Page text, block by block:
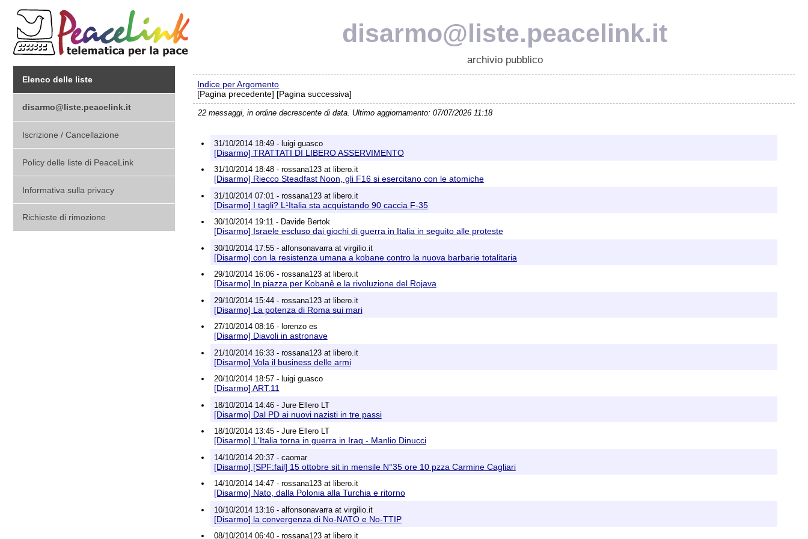
disarmo@liste.peacelink.it
archivio pubblico
Elenco delle liste
disarmo@liste.peacelink.it
Iscrizione / Cancellazione
Policy delle liste di PeaceLink
Informativa sulla privacy
Richieste di rimozione
Indice per Argomento
[Pagina precedente] [Pagina successiva]
22 messaggi, in ordine decrescente di data. Ultimo aggiornamento: 07/07/2026 11:18
31/10/2014 18:49 - luigi guasco
[Disarmo] TRATTATI DI LIBERO ASSERVIMENTO
31/10/2014 18:48 - rossana123 at libero.it
[Disarmo] Riecco Steadfast Noon, gli F16 si esercitano con le atomiche
31/10/2014 07:01 - rossana123 at libero.it
[Disarmo] I tagli? L¹Italia sta acquistando 90 caccia F-35
30/10/2014 19:11 - Davide Bertok
[Disarmo] Israele escluso dai giochi di guerra in Italia in seguito alle proteste
30/10/2014 17:55 - alfonsonavarra at virgilio.it
[Disarmo] con la resistenza umana a kobane contro la nuova barbarie totalitaria
29/10/2014 16:06 - rossana123 at libero.it
[Disarmo] In piazza per Kobanê e la rivoluzione del Rojava
29/10/2014 15:44 - rossana123 at libero.it
[Disarmo] La potenza di Roma sui mari
27/10/2014 08:16 - lorenzo es
[Disarmo] Diavoli in astronave
21/10/2014 16:33 - rossana123 at libero.it
[Disarmo] Vola il business delle armi
20/10/2014 18:57 - luigi guasco
[Disarmo] ART.11
18/10/2014 14:46 - Jure Ellero LT
[Disarmo] Dal PD ai nuovi nazisti in tre passi
18/10/2014 13:45 - Jure Ellero LT
[Disarmo] L'Italia torna in guerra in Iraq - Manlio Dinucci
14/10/2014 20:37 - caomar
[Disarmo] [SPF:fail] 15 ottobre sit in mensile N°35 ore 10 pzza Carmine Cagliari
14/10/2014 14:47 - rossana123 at libero.it
[Disarmo] Nato, dalla Polonia alla Turchia e ritorno
10/10/2014 13:16 - alfonsonavarra at virgilio.it
[Disarmo] la convergenza di No-NATO e No-TTIP
08/10/2014 06:40 - rossana123 at libero.it